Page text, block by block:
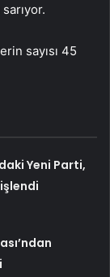
sayısı 45
Yeni Parti,